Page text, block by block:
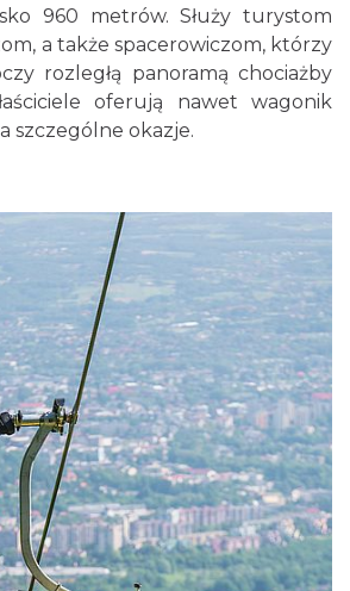
960 metrów. Służy turystom
a także spacerowiczom, którzy
rozległą panoramą chociażby
oferują nawet wagonik
szczególne okazje.